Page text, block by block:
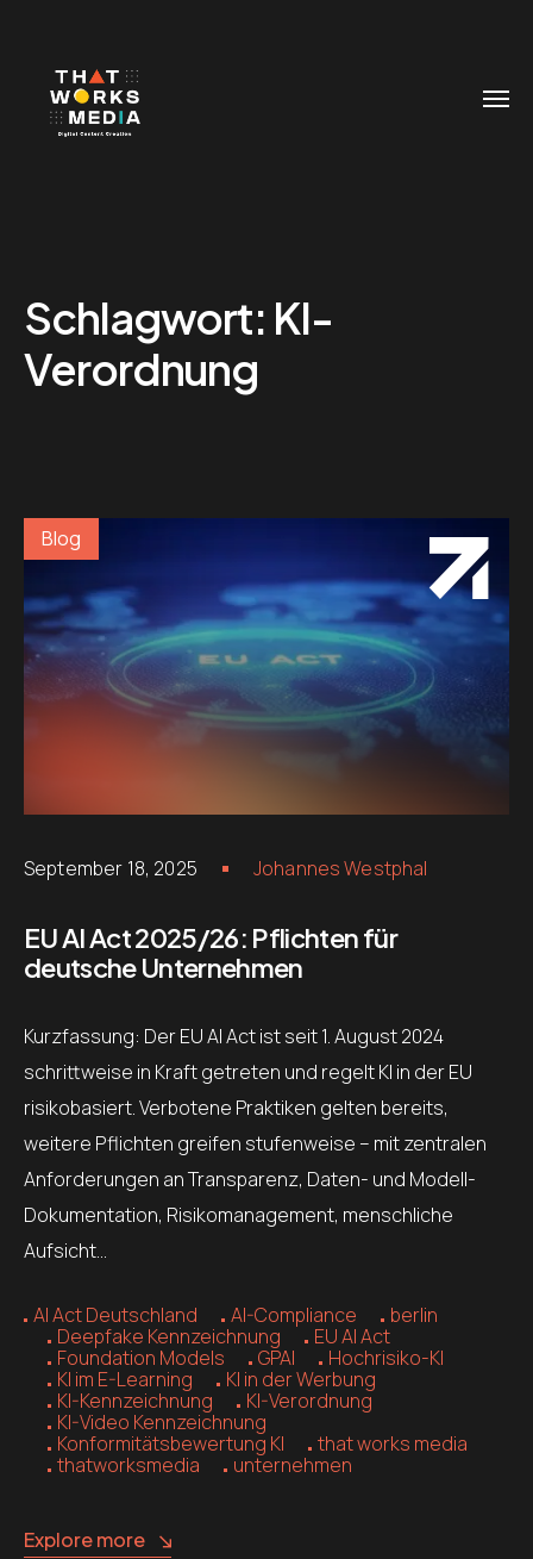
Schlagwort: KI-
Verordnung
Blog
September 18, 2025 Johannes Westphal
EU AI Act 2025/26: Pflichten für
deutsche Unternehmen
Kurzfassung: Der EU AI Act ist seit 1. August 2024
schrittweise in Kraft getreten und regelt KI in der EU
risikobasiert. Verbotene Praktiken gelten bereits,
weitere Pflichten greifen stufenweise – mit zentralen
Anforderungen an Transparenz, Daten- und Modell-
Dokumentation, Risikomanagement, menschliche
Aufsicht…
AI Act Deutschland AI-Compliance
berlin
Deepfake Kennzeichnung
EU AI Act
Foundation Models
GPAI
Hochrisiko-KI
KI im E-Learning
KI in der Werbung
KI-Kennzeichnung
KI-Verordnung
KI-Video Kennzeichnung
Konformitätsbewertung KI
that works media
thatworksmedia
unternehmen
Explore more